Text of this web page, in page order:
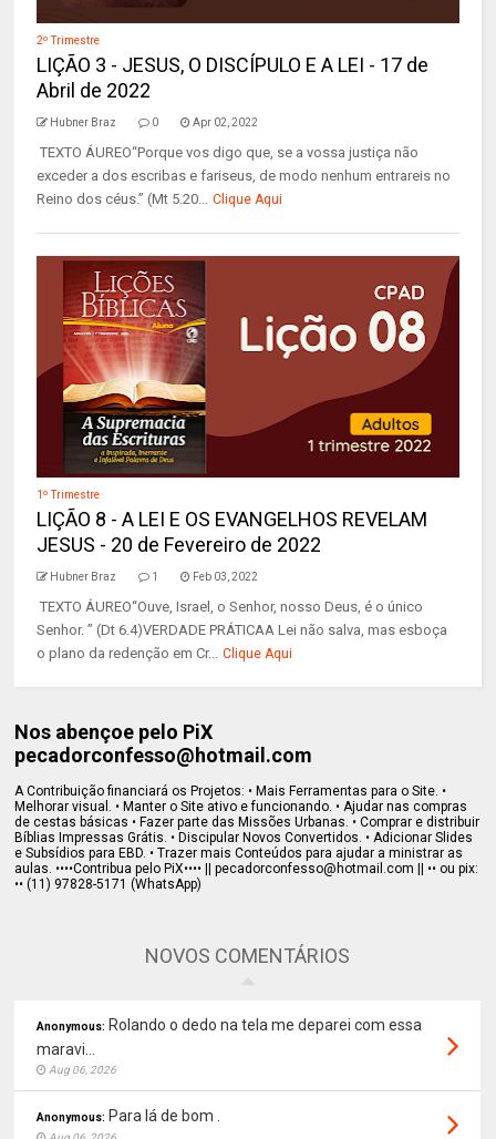
2º Trimestre
LIÇÃO 3 - JESUS, O DISCÍPULO E A LEI - 17 de
Abril de 2022
Hubner Braz 0 Apr 02, 2022
TEXTO ÁUREO“Porque vos digo que, se a vossa justiça não
exceder a dos escribas e fariseus, de modo nenhum entrareis no
Reino dos céus.” (Mt 5.20... Clique Aqui
1º Trimestre
LIÇÃO 8 - A LEI E OS EVANGELHOS REVELAM
JESUS - 20 de Fevereiro de 2022
Hubner Braz 1 Feb 03, 2022
TEXTO ÁUREO“Ouve, Israel, o Senhor, nosso Deus, é o único
Senhor. ” (Dt 6.4)VERDADE PRÁTICAA Lei não salva, mas esboça
o plano da redenção em Cr... Clique Aqui
Nos abençoe pelo PiX
pecadorconfesso@hotmail.com
A Contribuição financiará os Projetos: • Mais Ferramentas para o Site. •
Melhorar visual. • Manter o Site ativo e funcionando. • Ajudar nas compras
de cestas básicas • Fazer parte das Missões Urbanas. • Comprar e distribuir
Bíblias Impressas Grátis. • Discipular Novos Convertidos. • Adicionar Slides
e Subsídios para EBD. • Trazer mais Conteúdos para ajudar a ministrar as
aulas. ••••Contribua pelo PiX•••• || pecadorconfesso@hotmail.com || •• ou pix:
•• (11) 97828-5171 (WhatsApp)
NOVOS COMENTÁRIOS
Anonymous: Rolando o dedo na tela me deparei com essa
maravi...
Aug 06, 2026
Anonymous: Para lá de bom .